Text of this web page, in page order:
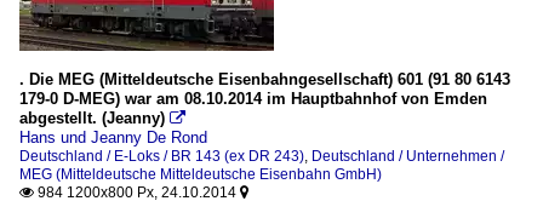
. Die MEG (Mitteldeutsche Eisenbahngesellschaft) 601 (91 80 6143
179-0 D-MEG) war am 08.10.2014 im Hauptbahnhof von Emden
abgestellt. (Jeanny) 
Hans und Jeanny De Rond
Deutschland / E-Loks / BR 143 (ex DR 243), Deutschland / Unternehmen /
MEG (Mitteldeutsche Mitteldeutsche Eisenbahn GmbH)
 984 1200x800 Px, 24.10.2014 